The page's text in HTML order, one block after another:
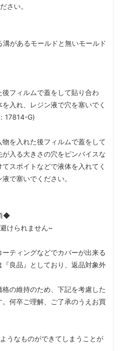
さい。
があるモールドと無いモールド
後フィルムで蓋をして貼り合わ
入れ、レジン液で穴を塞いでく
17814-G)
物を入れた後フィルムで蓋をして
入る大きさの穴をピンバイスな
スポイトなどで液体を入れてく
で塞いでください。
◆
けられません~
ーティングなどでカバーが出来る
良品』としており、返品対象外
格の維持のため、下記を考慮した
何卒ご理解、ご了承のうえお買
うなものができてしまうことが